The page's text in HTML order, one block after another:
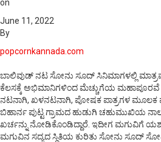
on
June 11, 2022
By
popcornkannada.com
ಬಾಲಿವುಡ್ ನಟ ಸೋನು ಸೂದ್ ಸಿನಿಮಾಗಳಲ್ಲಿ
ಕೆಲಸಕ್ಕೆ ಅಭಿಮಾನಿಗಳಿಂದ ಮೆಚ್ಚುಗೆಯ ಮಹಾಪೂರವೆ
ನಟನಾಗಿ, ಖಳನಟನಾಗಿ, ಪೋಷಕ ಪಾತ್ರಗಳ ಮೂಲಕ
ಬಿಹಾರ್ನ ಪುಟ್ಟ ಗ್ರಾಮದ ಹುಡುಗಿ ಚಹುಮುಖಿಯ
ಖರ್ಚನ್ನು ನೋಡಿಕೊಂಡಿದ್ದಾರೆ. ಇದೀಗ ಮಗುವಿಗೆ
ಮಗುವಿನ ಸದ್ಯದ ಸ್ಥಿತಿಯ ಕುರಿತು ಸೋನು ಸೂದ್